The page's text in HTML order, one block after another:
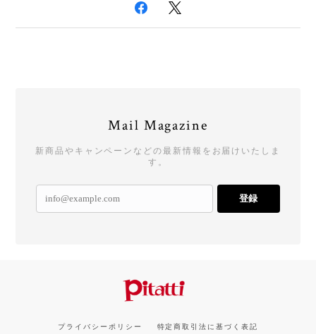
Mail Magazine
新商品やキャンペーンなどの最新情報をお届けいたしま
す。
登録
プライバシーポリシー 特定商取引法に基づく表記